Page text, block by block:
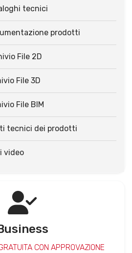
tecnici
prodotti
File 2D
File 3D
File BIM
tecnici dei prodotti
video
CON APPROVAZIONE